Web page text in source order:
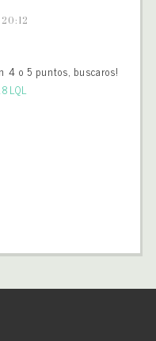
4 o 5 puntos, buscaros!